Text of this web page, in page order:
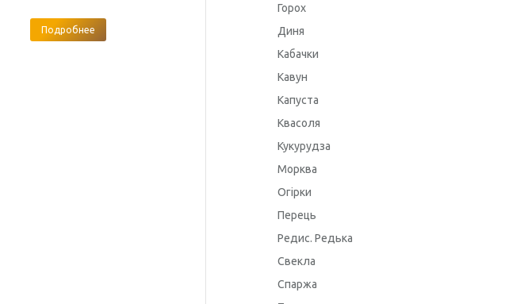
Подробнее
Горох
Диня
Кабачки
Кавун
Капуста
Квасоля
Кукурудза
Морква
Огірки
Перець
Редис. Редька
Свекла
Спаржа